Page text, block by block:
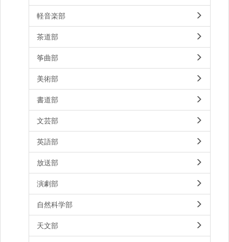
軽音楽部
茶道部
筝曲部
美術部
書道部
文芸部
英語部
放送部
演劇部
自然科学部
天文部